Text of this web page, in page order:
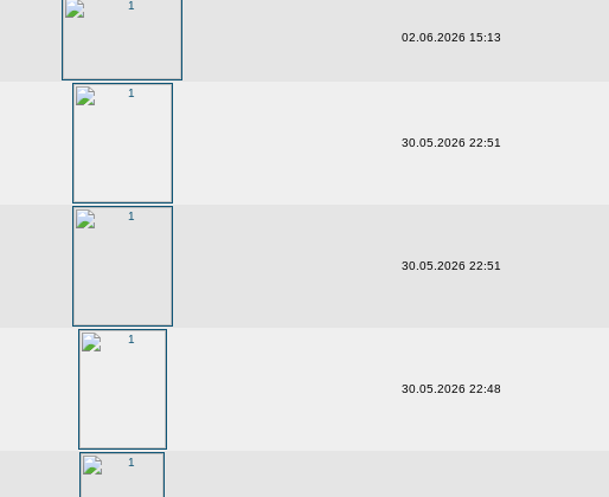
02.06.2026 15:13
30.05.2026 22:51
30.05.2026 22:51
30.05.2026 22:48